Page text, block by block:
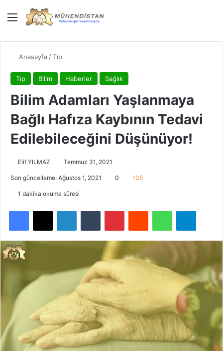
Menü
Anasayfa /Tıp
Tıp Bilim Haberler Sağlık
Bilim Adamları Yaşlanmaya
Bağlı Hafıza Kaybının Tedavi
Edilebileceğini Düşünüyor!
Elif YILMAZ Temmuz 31, 2021
Son güncelleme: Ağustos 1, 2021 0 105
1 dakika okuma süresi
Facebook
X LinkedInTumblr PinterestReddit WhatsApp